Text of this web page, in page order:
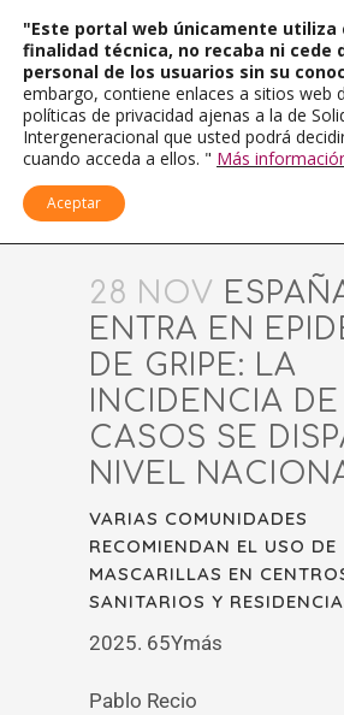
28 NOV
ENTRA EN
DE GRIPE: LA
INCIDENCIA DE
CASOS SE
NIVEL
VARIAS COMUNIDADES
RECOMIENDAN EL USO DE
MASCARILLAS EN
SANITARIOS Y
2025. 65Ymás
Pablo Recio
"Este portal web únicamente utiliza
finalidad técnica, no recaba ni cede
personal de los usuarios sin su
embargo, contiene enlaces a sitios web
políticas de privacidad ajenas a la de
Intergeneracional que usted podrá
cuando acceda a ellos. " Más
Aceptar